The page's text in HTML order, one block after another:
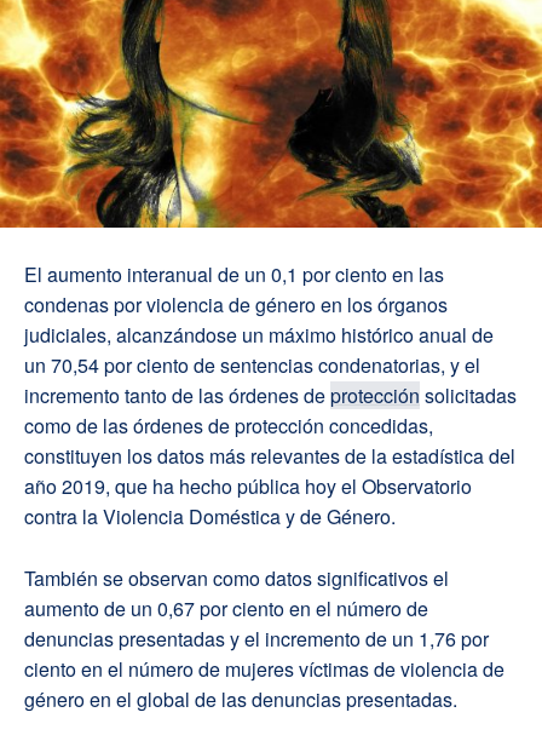
El aumento interanual de un 0,1 por ciento en las
condenas por violencia de género en los órganos
judiciales, alcanzándose un máximo histórico anual de
un 70,54 por ciento de sentencias condenatorias, y el
incremento tanto de las órdenes deprotección solicitadas
como de las órdenes de protección concedidas,
constituyen los datos más relevantes de la estadística del
año 2019, que ha hecho pública hoy el Observatorio
contra la Violencia Doméstica y de Género.
También se observan como datos significativos el
aumento de un 0,67 por ciento en el número de
denuncias presentadas y el incremento de un 1,76 por
ciento en el número de mujeres víctimas de violencia de
género en el global de las denuncias presentadas.